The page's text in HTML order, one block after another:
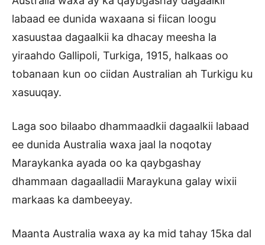
labaad ee dunida waxaana si fiican loogu
xasuustaa dagaalkii ka dhacay meesha la
yiraahdo Gallipoli, Turkiga, 1915, halkaas oo
tobanaan kun oo ciidan Australian ah Turkigu ku
xasuuqay.
Laga soo bilaabo dhammaadkii dagaalkii labaad
ee dunida Australia waxa jaal la noqotay
Maraykanka ayada oo ka qaybgashay
dhammaan dagaalladii Maraykuna galay wixii
markaas ka dambeeyay.
Maanta Australia waxa ay ka mid tahay 15ka dal